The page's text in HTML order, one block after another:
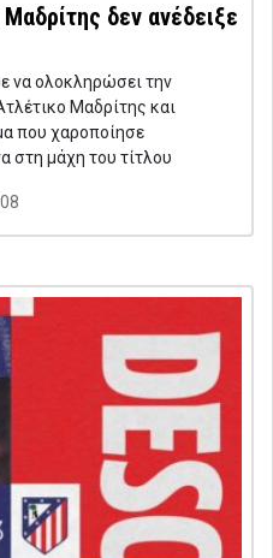
δεν ανέδειξε
να ολοκληρώσει την
Μαδρίτης και
που χαροποίησε
στη μάχη του τίτλου